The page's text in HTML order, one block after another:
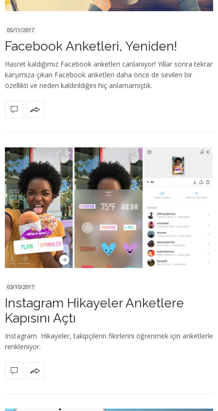
05/11/2017
Facebook Anketleri, Yeniden!
Hasret kaldığımız Facebook anketleri canlanıyor! Yıllar sonra tekrar
karşımıza çıkan Facebook anketleri daha önce de sevilen bir
özellikti ve neden kaldırıldığını hiç anlamamıştık.
03/10/2017
Instagram Hikayeler Anketlere
Kapısını Açtı
Instagram Hikayeler, takipçilerin fikirlerini öğrenmek için anketlerle
renkleniyor.